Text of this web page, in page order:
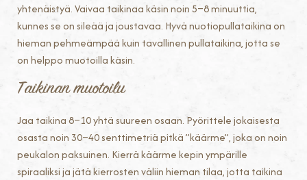
yhtenäistyä. Vaivaa taikinaa käsin noin 5–8 minuuttia,
kunnes se on sileää ja joustavaa. Hyvä nuotiopullataikina on
hieman pehmeämpää kuin tavallinen pullataikina, jotta se
on helppo muotoilla käsin.
Taikinan muotoilu
Jaa taikina 8–10 yhtä suureen osaan. Pyörittele jokaisesta
osasta noin 30–40 senttimetriä pitkä ”käärme”, joka on noin
peukalon paksuinen. Kierrä käärme kepin ympärille
spiraaliksi ja jätä kierrosten väliin hieman tilaa, jotta taikina